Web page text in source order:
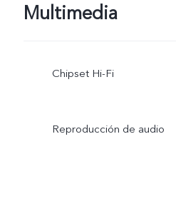
Multimedia
Chipset Hi-Fi
Reproducción de audio